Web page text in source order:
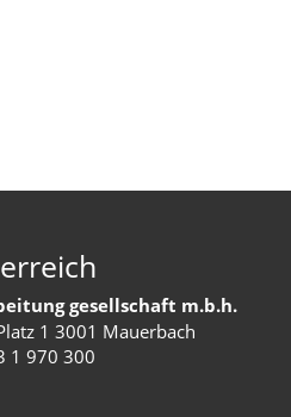
gesellschaft m.b.h.
1 3001 Mauerbach
1 970 300